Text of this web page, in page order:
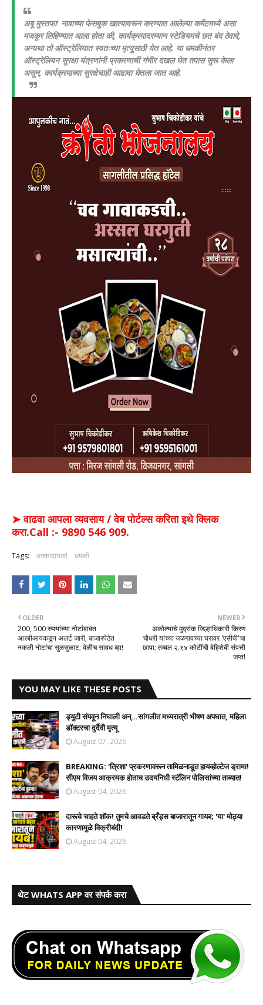
अबू मुस्तफा' नावाच्या फेसबुक खात्यावरून करण्यात आलेल्या कमेंटमध्ये असा
मजकूर लिहिण्यात आला होता की, कार्यक्रमादरम्यान स्टेडियमचे छत बंद ठेवावे,
अन्यथा तो ऑस्ट्रेलियात स्वतःच्या मृत्यूसाठी येत आहे. या धमकीनंतर
ऑस्ट्रेलियन सुरक्षा यंत्रणांनी प्रकरणाची गंभीर दखल घेत तपास सुरू केला
असून, कार्यक्रमाच्या सुरक्षेचाही आढावा घेतला जात आहे.
➤ वाढवा आपला व्यवसाय / वेब पोर्टल्स करिता इथे क्लिक
करा.Call :- 9890 546 909.
Tags: धक्कादायक! धमकी
NEWER
अकोल्याचे मुद्रांक जिल्हाधिकारी किरण
चौधरी यांच्या जळगावच्या घरावर 'एसीबी'चा
छापा; तब्बल २.९४ कोटींची बेहिशेबी संपत्ती
जप्त!
OLDER
200, 500 रुपयांच्या नोटांबाबत
आरबीआयकडून अलर्ट जारी, बाजारपेठेत
नकली नोटांचा सुळसुळाट; वेळीच सावध व्हा!
YOU MAY LIKE THESE POSTS
ड्युटी संपवून निघाली अन्...सांगलीत मध्यरात्री भीषण अपघात, महिला
डॉक्टरचा दुर्दैवी मृत्यू
August 07, 2026
BREAKING: 'त्रिशा' प्रकरणावरून तामिळनाडूत हायव्होल्टेज ड्रामा!
सीएम विजय आक्रमक होताच उदयनिधी स्टॅलिन पोलिसांच्या ताब्यात!
August 04, 2026
दारूचे चाहते शॉक! तुमचे आवडते ब्रँड्स बाजारातून गायब; 'या' मोठ्या
कारणामुळे विक्रीबंदी!
August 04, 2026
थेट WHATS APP वर संपर्क करा